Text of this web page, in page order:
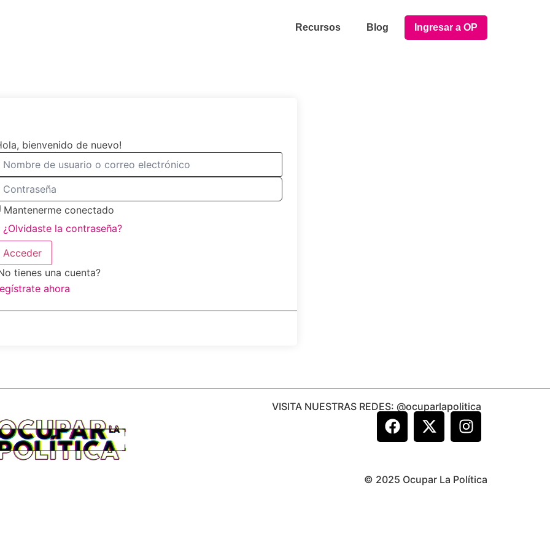
Recursos Blog Ingresar a OP
bienvenido de nuevo!
Mantenerme conectado
¿Olvidaste la contraseña?
Acceder
tienes una cuenta?
ahora
VISITA NUESTRAS REDES: @ocuparlapolitica
© 2025 Ocupar La Política